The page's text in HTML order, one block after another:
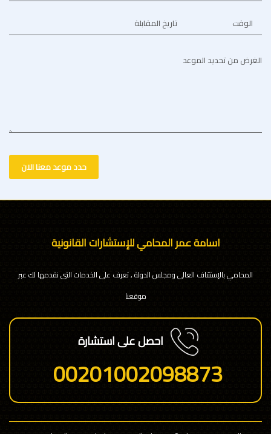
تاريخ المقابلة الوقت
الغرض من تحديد الموعد
حدد موعد معنا الان
اسامة عمر المحامي للإستشارات القانونية
المحامي بالإستئناف العالى ومجلس الدولة , تعرف على الخدمات التى نقدمها لك عبر
موقعنا
احصل على استشارة
00201002098873